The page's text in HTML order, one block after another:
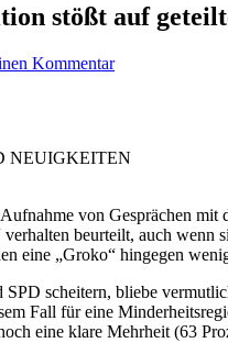
stößt auf
Kommentar
NEUIGKEITEN
von Gesprächen
beurteilt, auch wenn
eine „Groko“ hingegen
scheitern, bliebe
Fall für eine
eine klare Mehrheit (63